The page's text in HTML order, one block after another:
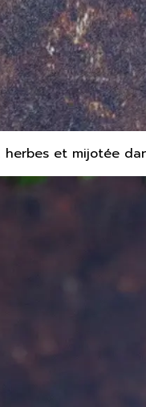
et mijotée